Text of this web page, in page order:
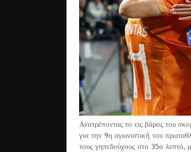
Ανατρέποντας το εις βάρος του
για την 9η αγωνιστική του
τους γηπεδούχους στο 35ο λεπτό,